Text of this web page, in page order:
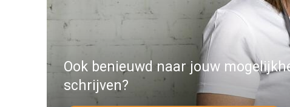
Ook benieuwd naar jouw
schrijven?